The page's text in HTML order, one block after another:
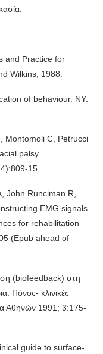
and Practice for
Wilkins; 1988.
of behaviour. NY:
Montomoli C, Petrucci
palsy
15.
John Runciman R,
EMG signals
for rehabilitation
(Epub ahead of
(biofeedback) στη
Πόνος- κλινικές
Αθηνών 1991; 3:175-
guide to surface-